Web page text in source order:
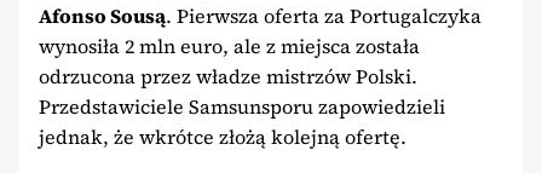
Afonso Sousą. Pierwsza oferta za Portugalczyka
wynosiła 2 mln euro, ale z miejsca została
odrzucona przez władze mistrzów Polski.
Przedstawiciele Samsunsporu zapowiedzieli
jednak, że wkrótce złożą kolejną ofertę.